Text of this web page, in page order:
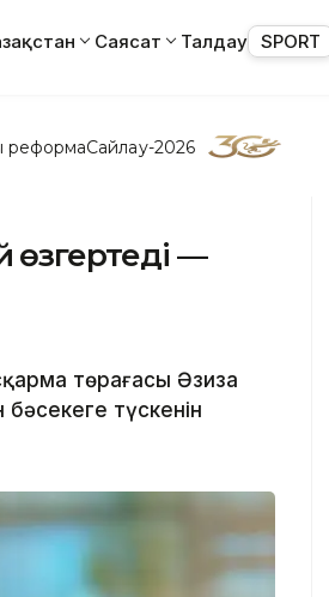
Саясат Талдау SPORT
реформаСайлау-2026
өзгертеді —
төрағасы Әзиза
түскенін